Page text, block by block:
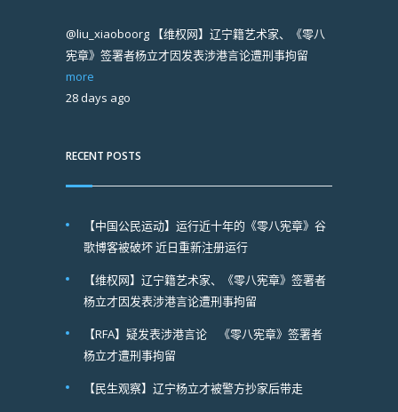
@liu_xiaoboorg 【维权网】辽宁籍艺术家、《零八
宪章》签署者杨立才因发表涉港言论遭刑事拘留
more
28 days ago
RECENT POSTS
【中国公民运动】运行近十年的《零八宪章》谷
歌博客被破坏 近日重新注册运行
【维权网】辽宁籍艺术家、《零八宪章》签署者
杨立才因发表涉港言论遭刑事拘留
【RFA】疑发表涉港言论 《零八宪章》签署者
杨立才遭刑事拘留
【民生观察】辽宁杨立才被警方抄家后带走